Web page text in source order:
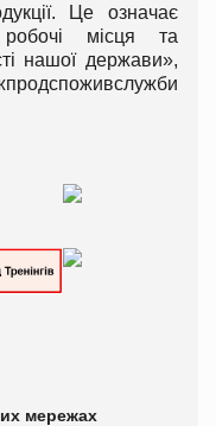
Це означає
місця та
нашої держави»,
мережах